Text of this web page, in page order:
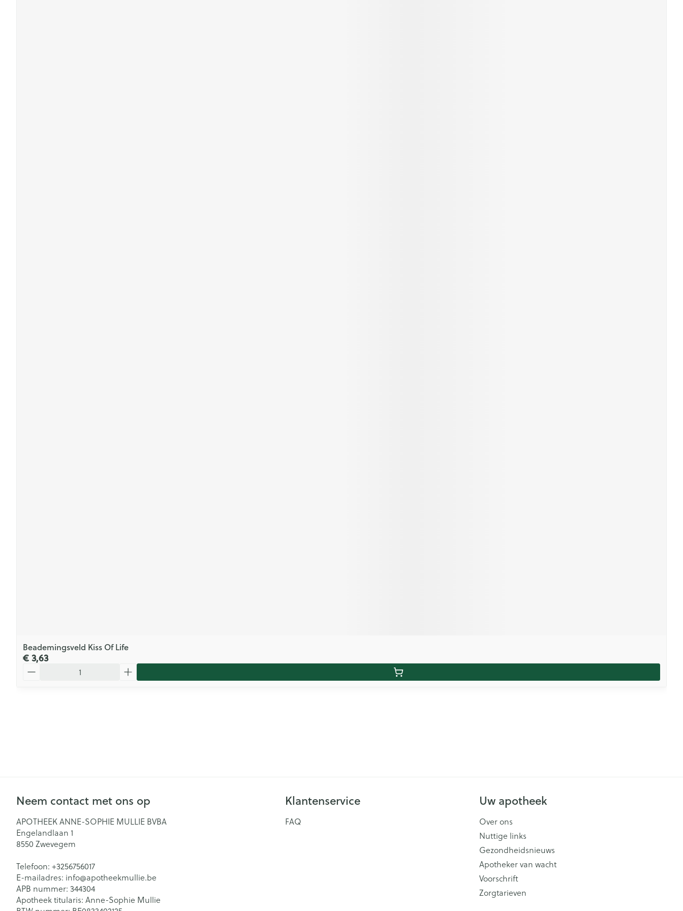
Beademingsveld Kiss Of Life
€ 3,63
Neem contact met ons op
APOTHEEK ANNE-SOPHIE MULLIE BVBA
Engelandlaan 1
8550 Zwevegem
Telefoon: +3256756017
E-mailadres: info@apotheekmullie.be
APB nummer: 344304
Apotheek titularis: Anne-Sophie Mullie
Klantenservice
FAQ
Uw apotheek
Over ons
Nuttige links
Gezondheidsnieuws
Apotheker van wacht
Voorschrift
Zorgtarieven